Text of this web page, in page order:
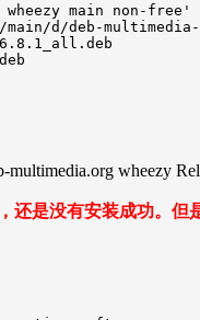
wheezy main non-
d/deb-
wheezy
还是没有安装成功。但